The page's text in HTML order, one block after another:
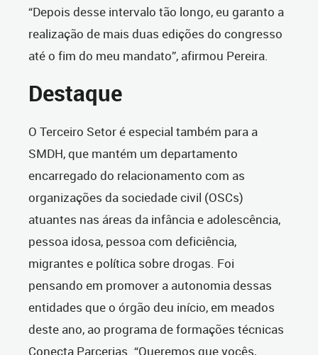
“Depois desse intervalo tão longo, eu garanto a
realização de mais duas edições do congresso
até o fim do meu mandato”, afirmou Pereira.
Destaque
O Terceiro Setor é especial também para a
SMDH, que mantém um departamento
encarregado do relacionamento com as
organizações da sociedade civil (OSCs)
atuantes nas áreas da infância e adolescência,
pessoa idosa, pessoa com deficiência,
migrantes e política sobre drogas. Foi
pensando em promover a autonomia dessas
entidades que o órgão deu início, em meados
deste ano, ao programa de formações técnicas
Conecta Parcerias. “Queremos que vocês,